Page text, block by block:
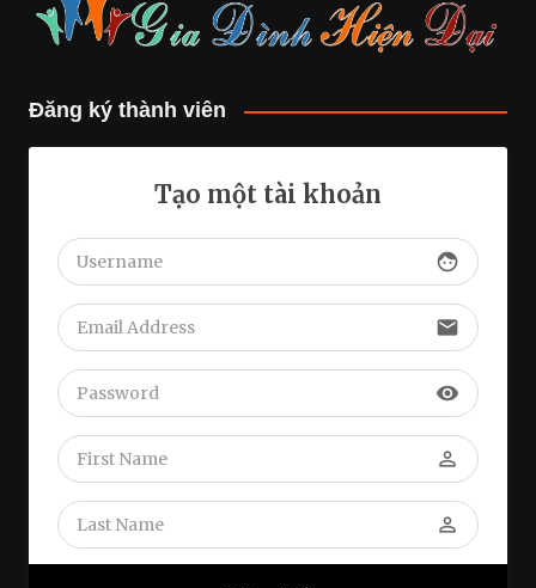
Đăng ký thành viên
Tạo một tài khoản
face
email
visibility
perm_identity
perm_identity